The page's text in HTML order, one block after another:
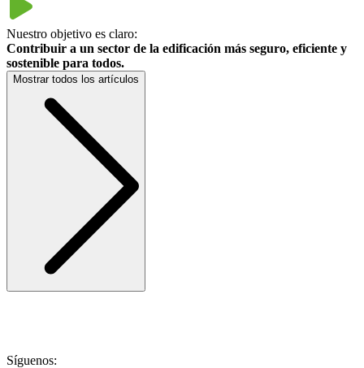
Nuestro objetivo es claro:
Contribuir a un sector de la edificación más seguro, eficiente y
sostenible para todos.
Mostrar todos los artículos
Síguenos: